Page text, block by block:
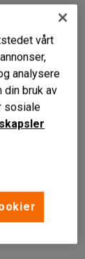
produkter
er
vårt
analysere
din bruk av
sosiale